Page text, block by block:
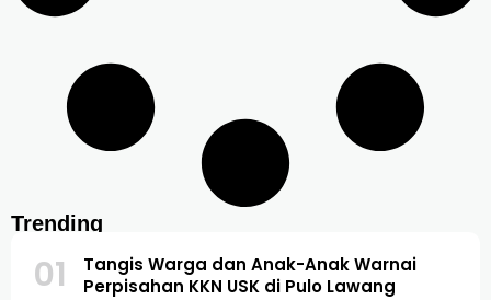
Trending
01
Tangis Warga dan Anak-Anak Warnai
Perpisahan KKN USK di Pulo Lawang